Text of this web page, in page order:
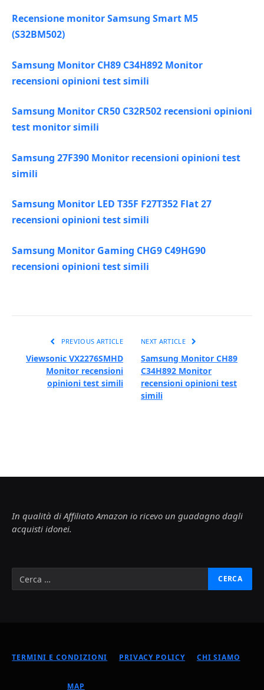
Recensione monitor Samsung Smart M5
(S32BM502)
Samsung Monitor CH89 C34H892 Monitor
recensioni opinioni test simili
Samsung Monitor CR50 C32R502 recensioni opinioni
test monitor simili
Samsung 27F390 Monitor recensioni opinioni test
simili
Samsung Monitor LED T35F F27T352 Flat 27
recensioni opinioni test simili
Samsung Monitor Gaming CHG9 C49HG90
recensioni opinioni test simili
PREVIOUS ARTICLE
Viewsonic VX2276SMHD
Monitor recensioni
opinioni test simili
NEXT ARTICLE
Samsung Monitor CH89
C34H892 Monitor
recensioni opinioni test
simili
In qualità di Affiliato Amazon io ricevo un guadagno dagli
acquisti idonei.
TERMINI E CONDIZIONI PRIVACY POLICY CHI SIAMO
MAP